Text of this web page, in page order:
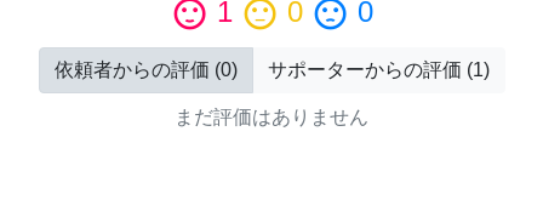
sentiment_satisfied 1 sentiment_neutral 0 sentiment_dissatisfied 0
依頼者からの評価 (0) サポーターからの評価 (1)
まだ評価はありません